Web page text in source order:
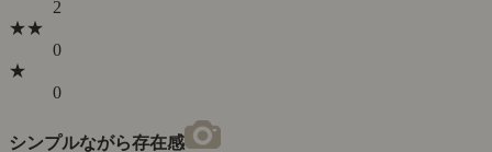
2
★★
0
★
0
シンプルながら存在感